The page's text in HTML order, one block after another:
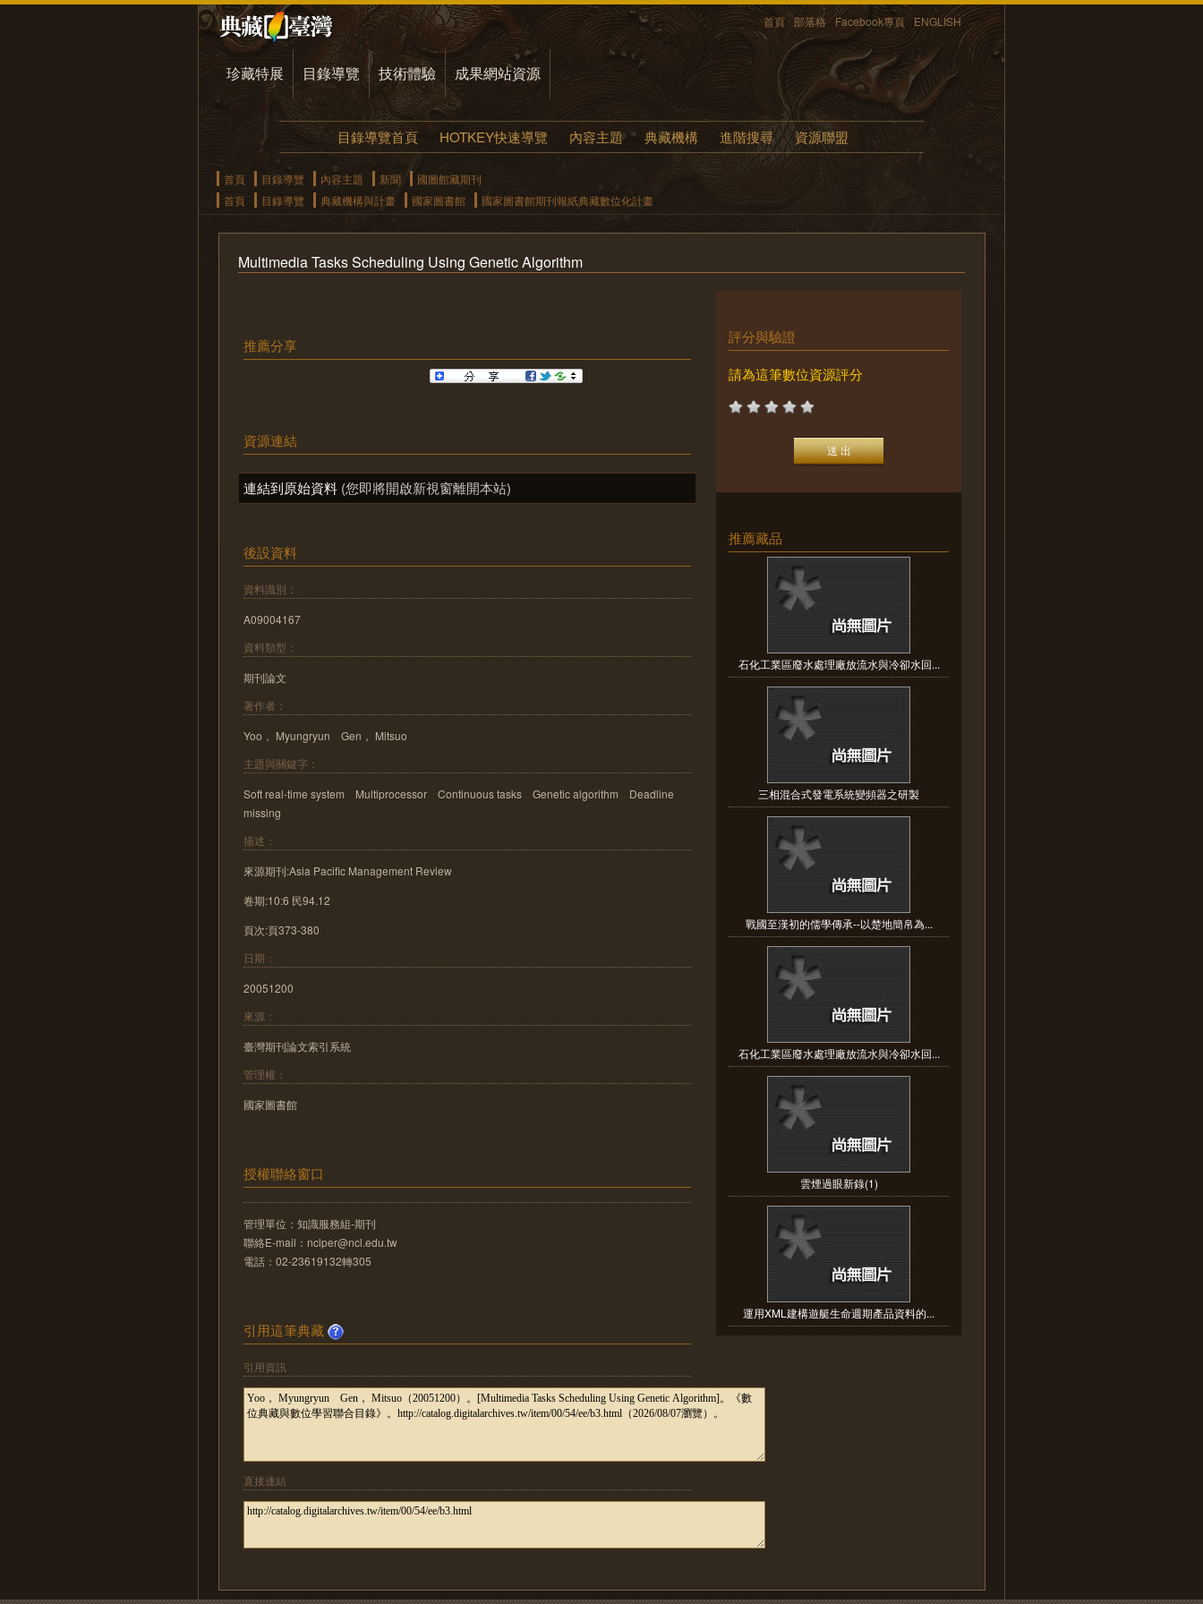
首頁 部落格 Facebook專頁 ENGLISH
珍藏特展 目錄導覽 技術體驗 成果網站資源
目錄導覽首頁 HOTKEY快速導覽 內容主題 典藏機構 進階搜尋 資源聯盟
首頁 目錄導覽 內容主題 新聞
國圖館藏期刊
首頁
目錄導覽 典藏機構與計畫 國家圖書館 國家圖書館期刊報紙典藏數位化計畫
Multimedia Tasks Scheduling Using Genetic Algorithm
推薦分享
資源連結
連結到原始資料 (您即將開啟新視窗離開本站)
後設資料
資料識別：
A09004167
資料類型：
期刊論文
著作者：
Yoo， Myungryun Gen， Mitsuo
主題與關鍵字：
Soft real-time system Multiprocessor Continuous tasks Genetic algorithm Deadline
missing
描述：
來源期刊:Asia Pacific Management Review
卷期:10:6 民94.12
頁次:頁373-380
日期：
20051200
來源：
臺灣期刊論文索引系統
管理權：
國家圖書館
授權聯絡窗口
管理單位：知識服務組-期刊
聯絡E-mail：nclper@ncl.edu.tw
電話：02-23619132轉305
引用這筆典藏
引用資訊
直接連結
評分與驗證
請為這筆數位資源評分
推薦藏品
石化工業區廢水處理廠放流水與冷卻水回...
三相混合式發電系統變頻器之研製
戰國至漢初的儒學傳承--以楚地簡帛為...
石化工業區廢水處理廠放流水與冷卻水回...
雲煙過眼新錄(1)
運用XML建構遊艇生命週期產品資料的...